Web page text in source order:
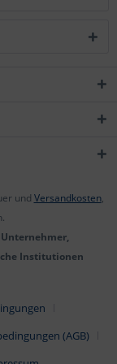
und Versandkosten,
Institutionen
(AGB)